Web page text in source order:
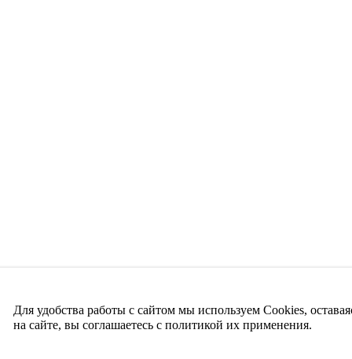
Для удобства работы с сайтом мы используем Cookies,
на сайте, вы соглашаетесь с политикой их применения.